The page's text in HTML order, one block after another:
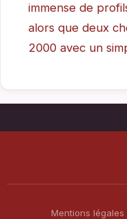
immense de
alors que deux
2000 avec un
Mentions légales